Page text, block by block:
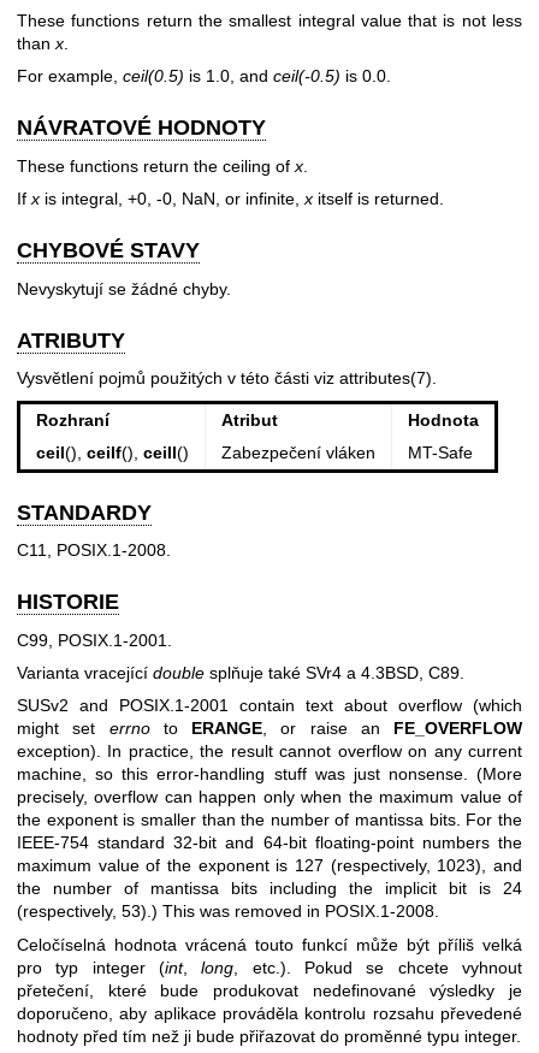
These functions return the smallest integral value that is not less
than x
For example, ceil(0.5) is 1.0, and ceil(-0.5) is 0.0.
NÁVRATOVÉ HODNOTY
These functions return the ceiling of x
If x is integral, +0, -0, NaN, or infinite, x itself is returned.
CHYBOVÉ STAVY
Nevyskytují se žádné chyby.
ATRIBUTY
Vysvětlení pojmů použitých v této části viz attributes(7)
Rozhraní Atribut
Hodnota
ceil(), ceilf(), ceill() Zabezpečení vláken MT-Safe
STANDARDY
C11, POSIX.1-2008.
HISTORIE
C99, POSIX.1-2001.
Varianta vracející double splňuje také SVr4 a 4.3BSD, C89.
SUSv2 and POSIX.1-2001 contain text about overflow (which
might set errnoto ERANGE, or raise an FE_OVERFLOW
exception). In practice, the result cannot overflow on any current
machine, so this error-handling stuff was just nonsense. (More
precisely, overflow can happen only when the maximum value of
the exponent is smaller than the number of mantissa bits. For the
IEEE-754 standard 32-bit and 64-bit floating-point numbers the
maximum value of the exponent is 127 (respectively, 1023), and
the number of mantissa bits including the implicit bit is 24
(respectively, 53).) This was removed in POSIX.1-2008.
Celočíselná hodnota vrácená touto funkcí může být příliš velká
pro typ integer (int,long , etc.). Pokud se chcete vyhnout
přetečení, které bude produkovat nedefinované výsledky je
doporučeno, aby aplikace prováděla kontrolu rozsahu převedené
hodnoty před tím než ji bude přiřazovat do proměnné typu integer.